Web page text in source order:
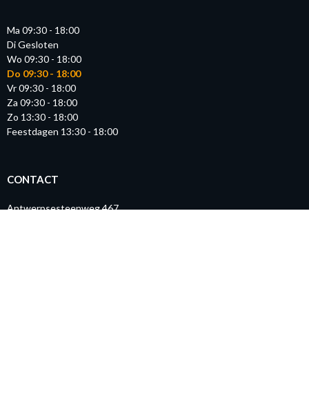
Ma 09:30 - 18:00
Di Gesloten
Wo 09:30 - 18:00
Do 09:30 - 18:00
Vr 09:30 - 18:00
Za 09:30 - 18:00
Zo 13:30 - 18:00
Feestdagen 13:30 - 18:00
CONTACT
Antwerpsesteenweg 467